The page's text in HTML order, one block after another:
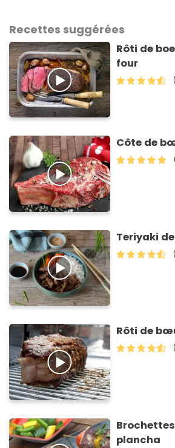
Recettes suggérées
Rôti de
four
Côte de
Teriyaki
Rôti de
plancha